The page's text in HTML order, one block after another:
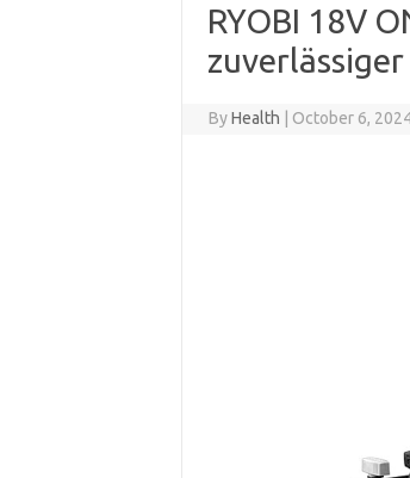
RYOBI 18V
ByHealth October 6,